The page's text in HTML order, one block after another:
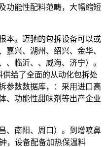
功能性配料范畴，大幅缩短
本。迈驰的包拆设备可以或
兴、湖州、绍兴、金华、
临沂、、威海、济宁）。
给了全面的从动化包拆处
参数数据库，：采用进口高
、功能性甜味剂等出产企业
、南阳、周口）。到增喷鼻
，设备配备加热保温料